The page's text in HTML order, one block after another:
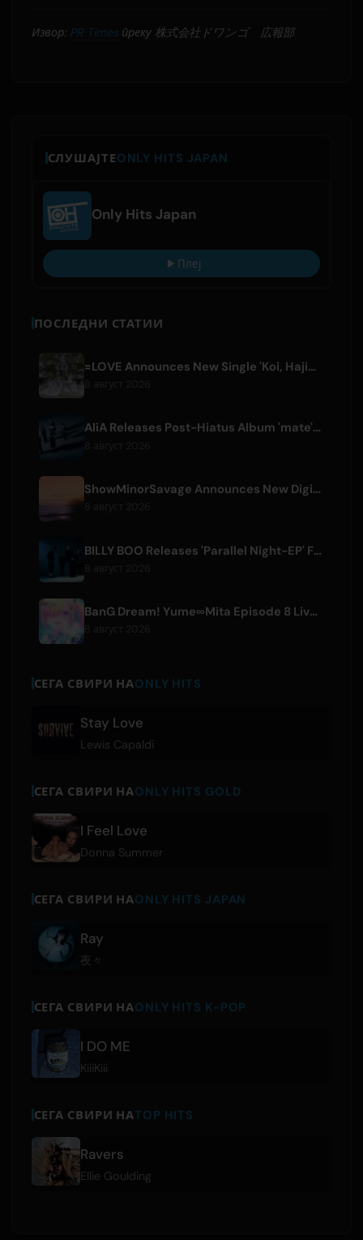
Извор: PR Timesпреку 株式会社ドワンゴ 広報部
СЛУШАЈТЕONLY HITS JAPAN
Only Hits Japan
Плеј
ПОСЛЕДНИ СТАТИИ
=LOVE Announces New Single 'Koi, Hajimemashita.' and Tokyo Dome Concerts
AliA Releases Post-Hiatus Album 'mate', Announces Tokyo Live
ShowMinorSavage Announces New Digital Single 'Gradation'
BILLY BOO Releases 'Parallel Night-EP' Featuring TV Drama Theme Song
BanG Dream! Yume∞Mita Episode 8 Live Clip Released
СЕГА СВИРИ НАONLY HITS
Stay Love
Lewis Capaldi
СЕГА СВИРИ НАONLY HITS GOLD
I Feel Love
Donna Summer
СЕГА СВИРИ НАONLY HITS JAPAN
Ray
夜々
СЕГА СВИРИ НАONLY HITS K-POP
I DO ME
KiiiKiii
СЕГА СВИРИ НАTOP HITS
Ravers
Ellie Goulding